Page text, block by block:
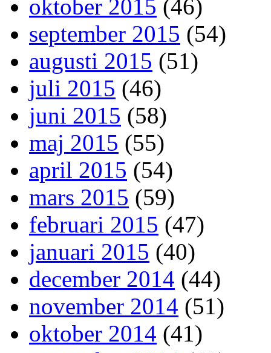
oktober 2015 (46)
september 2015 (54)
augusti 2015 (51)
juli 2015 (46)
juni 2015 (58)
maj 2015 (55)
april 2015 (54)
mars 2015 (59)
februari 2015 (47)
januari 2015 (40)
december 2014 (44)
november 2014 (51)
oktober 2014 (41)